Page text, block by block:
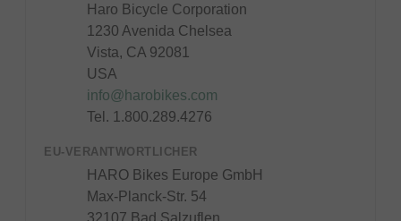
Haro Bicycle Corporation
1230 Avenida Chelsea
Vista, CA 92081
USA
info@harobikes.com
Tel. 1.800.289.4276
EU-VERANTWORTLICHER
HARO Bikes Europe GmbH
Max-Planck-Str. 54
32107 Bad Salzuflen